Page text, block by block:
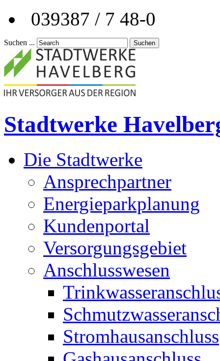
039387 / 7 48-0
Suchen ... Suchen
Stadtwerke
Die Stadtwerke
Ansprechpartner
Energieparkplanung
Kundenportal
Versorgungsgebiet
Anschlusswesen
Stromhausanschluss